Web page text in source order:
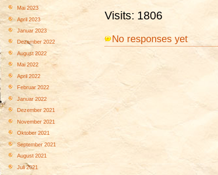
Mai 2023
April 2023
Januar 2023
Dezember 2022
August 2022
Mai 2022
April 2022
Februar 2022
Januar 2022
Dezember 2021
November 2021
Oktober 2021
September 2021
August 2021
Juli 2021
Visits: 1806
No responses yet